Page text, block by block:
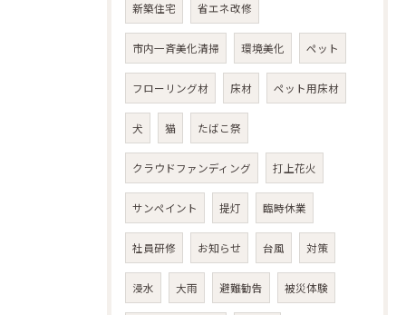
新築住宅 省エネ改修
市内一斉美化清掃 環境美化 ペット
フローリング材 床材 ペット用床材
犬 猫 たばこ祭
クラウドファンディング 打上花火
サンペイント 提灯 臨時休業
社員研修 お知らせ 台風 対策
浸水 大雨 避難勧告 被災体験